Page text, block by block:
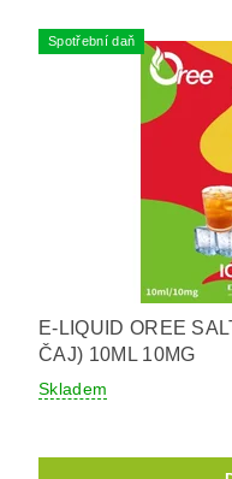
Spotřební daň
E-LIQUID OREE
ČAJ) 10ML 10MG
Skladem